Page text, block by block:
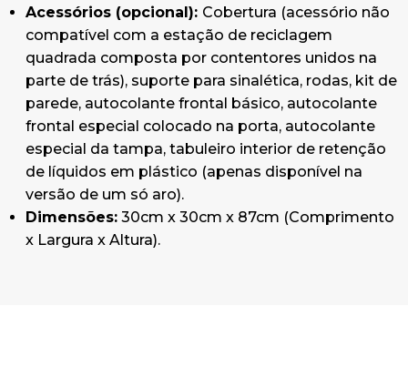
Acessórios (opcional): Cobertura (acessório não
compatível com a estação de reciclagem
quadrada composta por contentores unidos na
parte de trás), suporte para sinalética, rodas, kit de
parede, autocolante frontal básico, autocolante
frontal especial colocado na porta, autocolante
especial da tampa, tabuleiro interior de retenção
de líquidos em plástico (apenas disponível na
versão de um só aro).
Dimensões:30cm x 30cm x 87cm (Comprimento
x Largura x Altura).